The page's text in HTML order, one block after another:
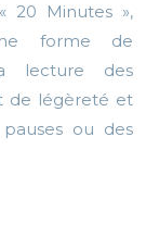
20 Minutes »,
forme de
lecture des
de légèreté et
ou des